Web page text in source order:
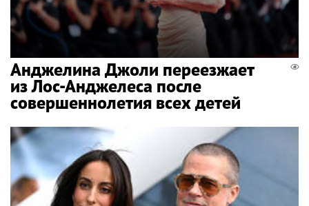
Анджелина Джоли переезжает
из Лос-Анджелеса после
совершеннолетия всех детей